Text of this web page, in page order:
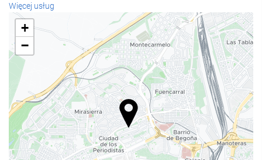
Winda
Dostęp dla osób niepełnosprawnych
Pokoje dla niepalących
zakaz palenia obowiązuje we wszystkich pomieszczeniach
ogólnodostępnych i prywatnych
Zwierzęta nie są akceptowane
Posiłki i napoje
Restauracja
Restauracja à la carte
Więcej usług
+
−